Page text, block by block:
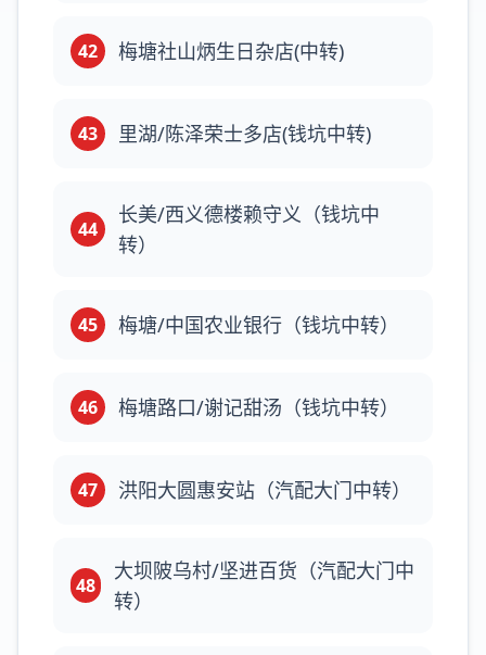
42 梅塘社山炳生日杂店(中转)
43 里湖/陈泽荣士多店(钱坑中转)
44
长美/西义德楼赖守义（钱坑中
转）
45 梅塘/中国农业银行（钱坑中转）
46 梅塘路口/谢记甜汤（钱坑中转）
47 洪阳大圆惠安站（汽配大门中转）
48
大坝陂乌村/坚进百货（汽配大门中
转）